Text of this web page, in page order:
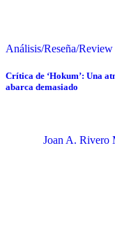
Análisis/Reseña/Review
Crítica de ‘Hokum’: Una
abarca demasiado
Joan A. Rivero